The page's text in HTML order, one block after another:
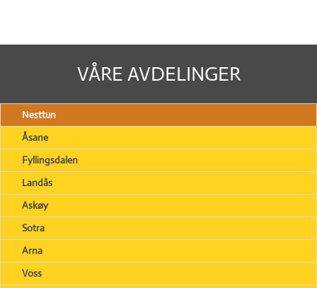
VÅRE AVDELINGER
Nesttun
Åsane
Fyllingsdalen
Landås
Askøy
Sotra
Arna
Voss